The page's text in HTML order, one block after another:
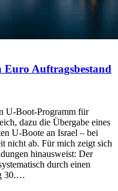
Auftragsbestand
U-Boot-Programm für
dazu die Übergabe eines
U-Boote an Israel – bei
nicht ab. Für mich zeigt sich
hinausweist: Der
durch einen
30.…